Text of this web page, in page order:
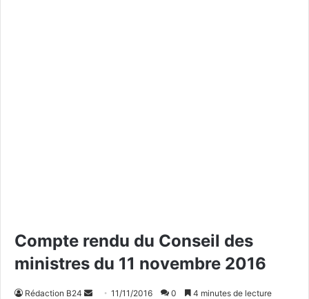
Compte rendu du Conseil des
ministres du 11 novembre 2016
Rédaction B24 11/11/2016 0 4 minutes de lecture